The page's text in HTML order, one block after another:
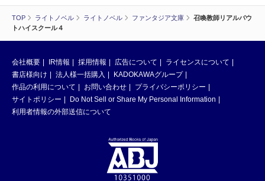
TOP ライトノベル ライトノベル ファンタジア文庫
召喚教師リアルバウ
トハイスクール４
会社概要 IR情報 採用情報 広告について
ライセンスについて
書店様向け
法人様一括購入
KADOKAWAグループ
作品の利用について
お問い合わせ
プライバシーポリシー
サイトポリシー
Do Not Sell or Share My Personal Information
利用者情報の外部送信について